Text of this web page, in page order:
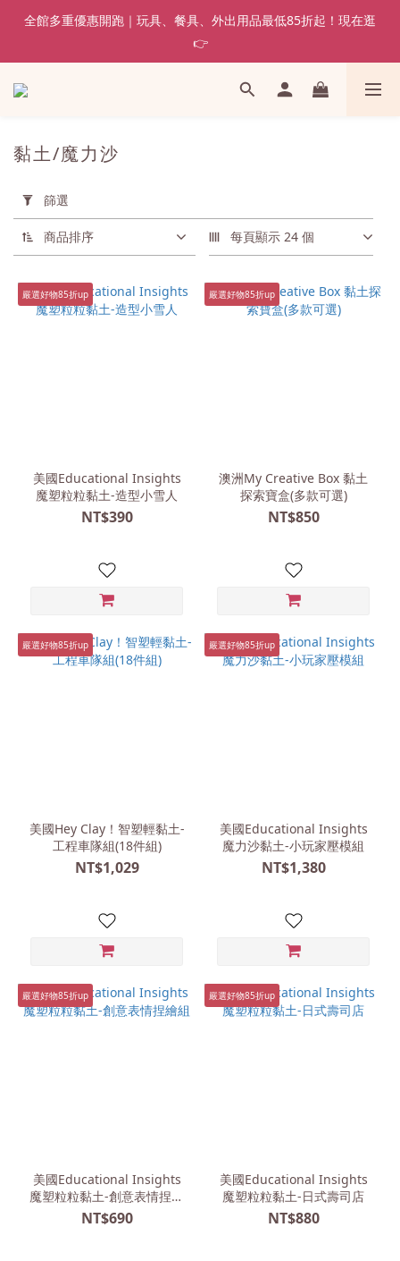
全館多重優惠開跑｜玩具、餐具、外出用品最低85折起！現在逛
👉
用
篩
選
(0/20)
價格
(NT$)
質
輕
黏
土
牌
美國
Educational
Hey
Clay
黏土/魔力沙
篩選
商品排序 每頁顯示 24 個
嚴選好物85折up
美國Educational Insights
魔塑粒粒黏土-造型小雪人
NT$390
嚴選好物85折up
澳洲My Creative Box 黏土
探索寶盒(多款可選)
NT$850
嚴選好物85折up
美國Hey Clay！智塑輕黏土-
工程車隊組(18件組)
NT$1,029
嚴選好物85折up
美國Educational Insights
魔力沙黏土-小玩家壓模組
NT$1,380
嚴選好物85折up
美國Educational Insights
魔塑粒粒黏土-創意表情捏繪
組
NT$690
嚴選好物85折up
美國Educational Insights
魔塑粒粒黏土-日式壽司店
NT$880